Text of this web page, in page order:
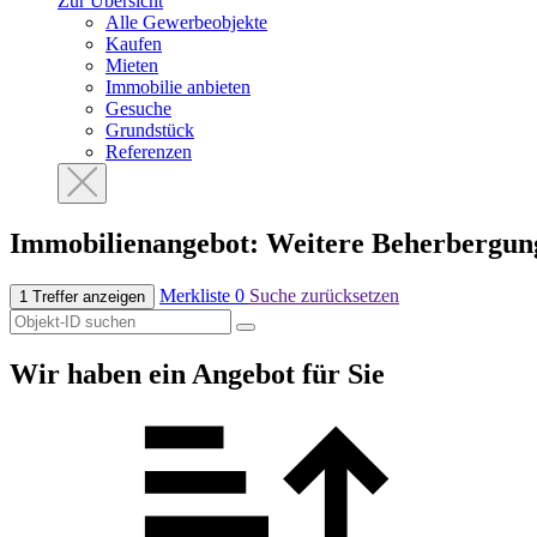
Alle Gewerbeobjekte
Kaufen
Mieten
Immobilie anbieten
Gesuche
Grundstück
Referenzen
Immobilien­angebot: Weitere
1 Treffer anzeigen Merkliste 0 Suche zurücksetzen
Wir haben ein Angebot für Sie